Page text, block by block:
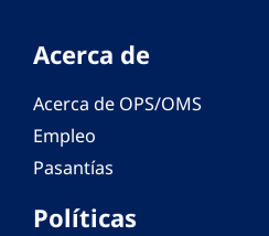
Acerca de
Acerca de OPS/OMS
Empleo
Pasantías
Políticas